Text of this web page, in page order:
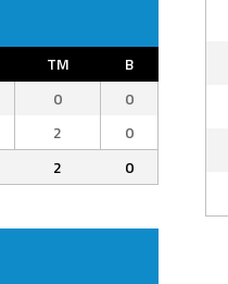
TM
B
0
0
2
0
2 0